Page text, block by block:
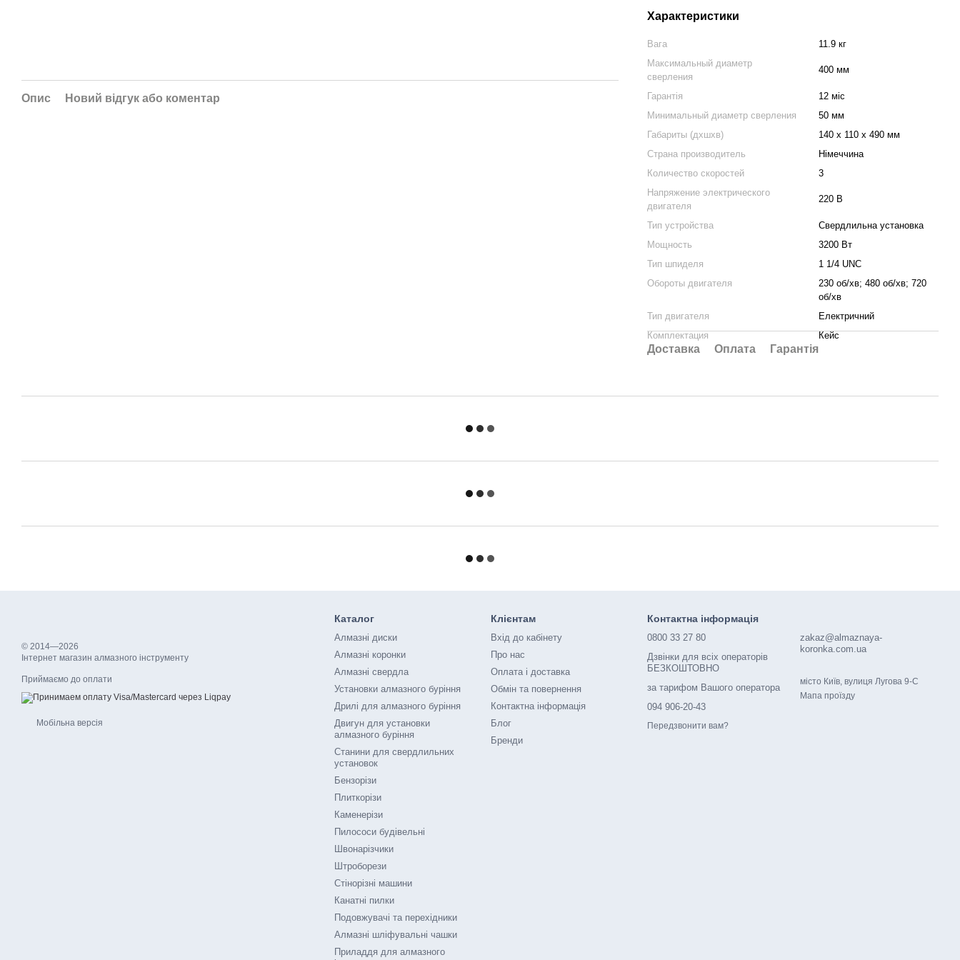
Опис Новий відгук або коментар
Характеристики
Вага
11.9 кг
Максимальный диаметр
сверления
400 мм
Гарантія
12 міс
Минимальный диаметр сверления
50 мм
Габариты (дхшхв)
140 х 110 х 490 мм
Страна производитель
Німеччина
Количество скоростей
3
Напряжение электрического
двигателя
220 В
Тип устройства
Свердлильна установка
Мощность
3200 Вт
Тип шпиделя
1 1/4 UNC
Обороты двигателя
230 об/хв; 480 об/хв; 720
об/хв
Тип двигателя
Електричний
Комплектация
Кейс
Доставка Оплата Гарантія
© 2014—2026
Інтернет магазин алмазного інструменту
Приймаємо до оплати
Мобільна версія
Каталог
Алмазні диски
Алмазні коронки
Алмазні свердла
Установки алмазного буріння
Дрилі для алмазного буріння
Двигун для установки
алмазного буріння
Станини для свердлильних
установок
Бензорізи
Плиткорізи
Каменерізи
Пилососи будівельні
Швонарізчики
Штроборези
Стінорізні машини
Канатні пилки
Подовжувачі та перехідники
Алмазні шліфувальні чашки
Приладдя для алмазного
Клієнтам
Вхід до кабінету
Про нас
Оплата і доставка
Обмін та повернення
Контактна інформація
Блог
Бренди
Контактна інформація
0800 33 27 80
Дзвінки для всіх операторів
БЕЗКОШТОВНО
за тарифом Вашого оператора
094 906-20-43
Передзвонити вам?
zakaz@almaznaya-
koronka.com.ua
місто Київ, вулиця Лугова 9-С
Мапа проїзду